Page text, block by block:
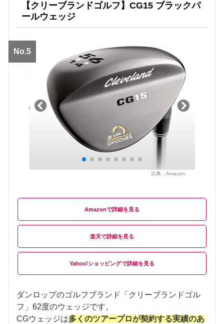
【クリーブランドゴルフ】CG15 ブラックパ
ールウェッジ
No.5
出典： Amazon
Amazon
楽天
Yahoo!ショッピング
ダンロップのゴルフブランド「クリーブランドゴル
フ」62度のウェッジです。
CGウェッジは多くのツアープロが契約する実績のあ